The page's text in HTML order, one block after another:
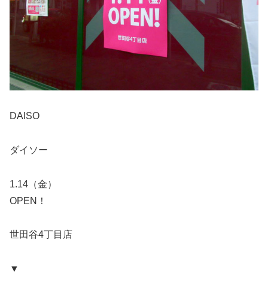
DAISO
ダイソー
1.14（金）
OPEN！
世田谷4丁目店
▼